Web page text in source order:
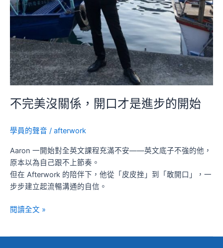
不完美沒關係，開口才是進步的開始
學員的聲音 / afterwork
Aaron 一開始對全英文課程充滿不安——英文底子不強的他，
原本以為自己跟不上節奏。
但在 Afterwork 的陪伴下，他從「皮皮挫」到「敢開口」，一
步步建立起流暢溝通的自信。
進
步
開
始
閱讀全文 »